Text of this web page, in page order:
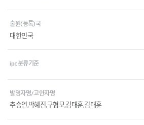
출원(등록)국
대한민국
ipc 분류기준
발명자명/고안자명
추승연,박혜진,구형모,김태훈,김태훈